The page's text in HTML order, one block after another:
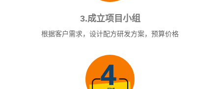
3.成立项目小组
根据客户需求，设计配方研发方案，预算价格